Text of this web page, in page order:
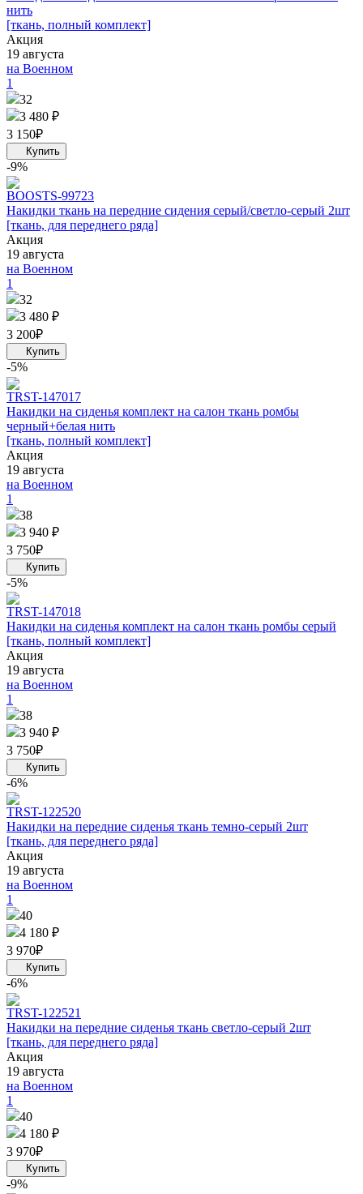
нить
[ткань, полный комплект]
Акция
19 августа
на Военном
1
32
3 480 ₽
3 150₽
-9%
BOOSTS-99723
Накидки ткань на передние сидения серый/светло-серый 2шт
[ткань, для переднего ряда]
Акция
19 августа
на Военном
1
32
3 480 ₽
3 200₽
-5%
TRST-147017
Накидки на сиденья комплект на салон ткань ромбы
черный+белая нить
[ткань, полный комплект]
Акция
19 августа
на Военном
1
38
3 940 ₽
3 750₽
-5%
TRST-147018
Накидки на сиденья комплект на салон ткань ромбы серый
[ткань, полный комплект]
Акция
19 августа
на Военном
1
38
3 940 ₽
3 750₽
-6%
TRST-122520
Накидки на передние сиденья ткань темно-серый 2шт
[ткань, для переднего ряда]
Акция
19 августа
на Военном
1
40
4 180 ₽
3 970₽
-6%
TRST-122521
Накидки на передние сиденья ткань светло-серый 2шт
[ткань, для переднего ряда]
Акция
19 августа
на Военном
1
40
4 180 ₽
3 970₽
-9%